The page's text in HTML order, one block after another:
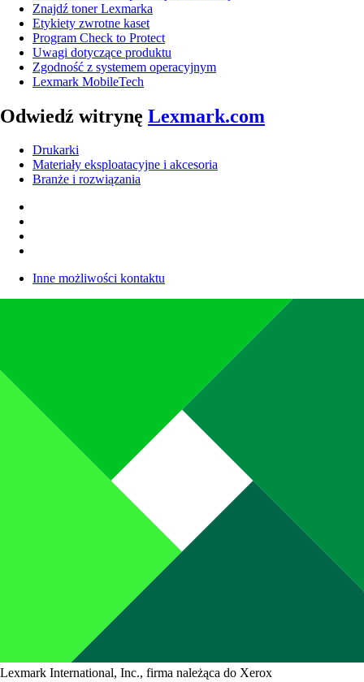
Znajdź toner Lexmarka
Etykiety zwrotne kaset
Program Check to Protect
Uwagi dotyczące produktu
Zgodność z systemem operacyjnym
Lexmark MobileTech
Odwiedź witrynę Lexmark.com
Drukarki
Materiały eksploatacyjne i akcesoria
Branże i rozwiązania
Inne możliwości kontaktu
Lexmark International, Inc., firma należąca do Xerox